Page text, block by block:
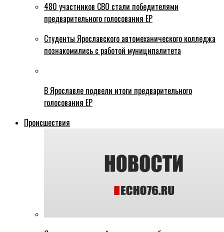
480 участников СВО стали победителями
предварительного голосования ЕР
Студенты Ярославского автомеханического колледжа
познакомились с работой муниципалитета
В Ярославле подвели итоги предварительного
голосования ЕР
Происшествия